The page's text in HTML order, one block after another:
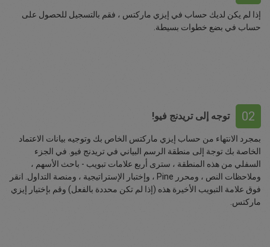
إذا لم يكن لديك حساب في إيزي ماركتس ، فقم بالتسجيل للحصول على
حساب في بضع خطوات بسيطة.
02 توجه إلى تريدنج فيو!
بمجرد الانتهاء من حساب إيزي ماركتس الخاص بك وتوجيه بيانات الاعتماد
الخاصة بك توجة إلى منطقة الرسم البياني في تريدنج فيو. في الجزء
السفلي من هذه المنطقة ، سترى أربع علامات تبويب - باحث الأسهم ،
وملاحظات النص ، ومحرر Pine ، وإختبار الإستراتيجية ، ومنصة التداول. انقر
فوق علامة التبويب الأخيرة هذه (إذا لم تكن محددة بالفعل) وقم بإختيار إيزي
ماركتس.